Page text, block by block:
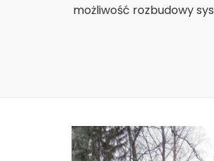
możliwość rozbudowy